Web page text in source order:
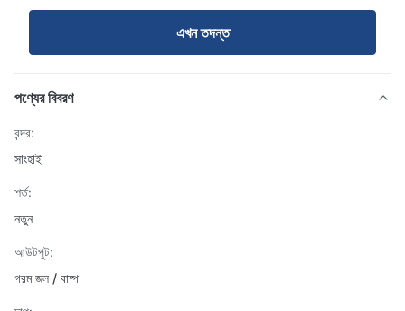
এখন তদন্ত
পণ্যের বিবরণ
বন্দর:
সাংহাই
শর্ত:
নতুন
আউটপুট:
গরম জল / বাষ্প